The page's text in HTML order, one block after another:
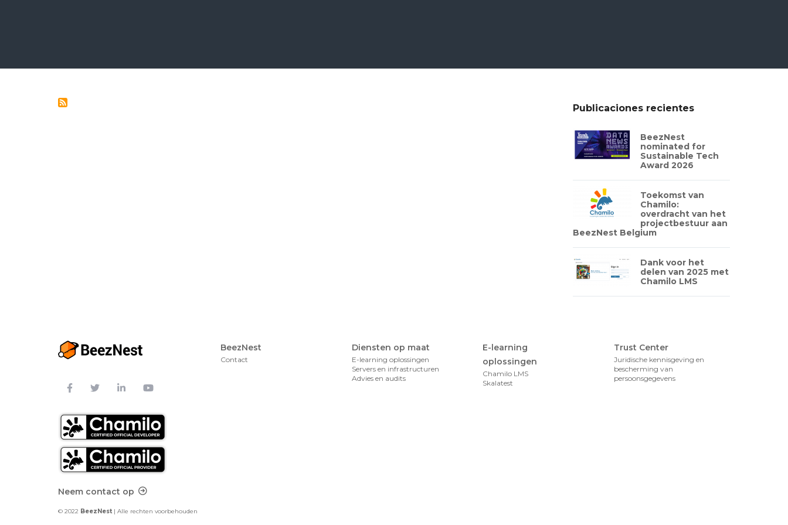
Publicaciones recientes
BeezNest
nominated for
Sustainable Tech
Award 2026
Toekomst van
Chamilo:
overdracht van het
projectbestuur aan
BeezNest Belgium
Dank voor het
delen van 2025 met
Chamilo LMS
BeezNest
Contact
Diensten op maat
E-learning oplossingen
Servers en infrastructuren
Advies en audits
E-learning
oplossingen
Chamilo LMS
Skalatest
Trust Center
Juridische kennisgeving en
bescherming van
persoonsgegevens
Footer Contact
Neem contact op
© 2022 BeezNest | Alle rechten voorbehouden